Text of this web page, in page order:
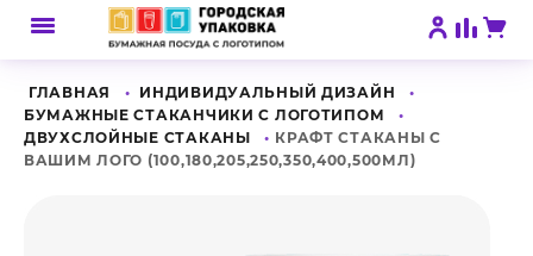
ГЛАВНАЯ
ИНДИВИДУАЛЬНЫЙ ДИЗАЙН
БУМАЖНЫЕ СТАКАНЧИКИ С ЛОГОТИПОМ
ДВУХСЛОЙНЫЕ СТАКАНЫ
КРАФТ СТАКАНЫ С
ВАШИМ ЛОГО (100,180,205,250,350,400,500МЛ)